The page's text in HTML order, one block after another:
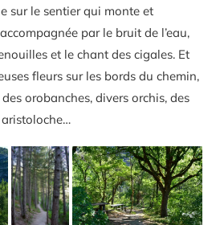
sur le sentier qui monte et
par le bruit de l’eau,
et le chant des cigales. Et
fleurs sur les bords du chemin,
orobanches, divers orchis, des
aristoloche…